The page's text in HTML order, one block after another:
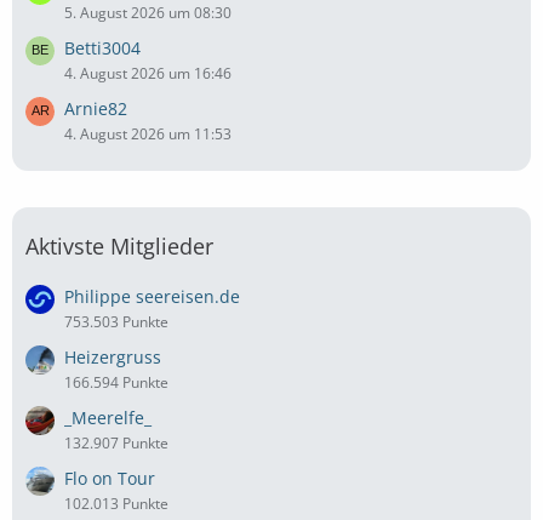
5. August 2026 um 08:30
Betti3004
4. August 2026 um 16:46
Arnie82
4. August 2026 um 11:53
Aktivste Mitglieder
Philippe seereisen.de
753.503 Punkte
Heizergruss
166.594 Punkte
_Meerelfe_
132.907 Punkte
Flo on Tour
102.013 Punkte